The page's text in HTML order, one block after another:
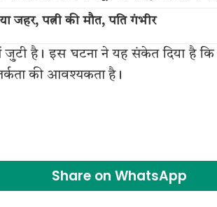
जहर, पत्नी की मौत, पति गंभीर
है। इस घटना ने यह संकेत दिया है कि
की आवश्यकता है।
Share on WhatsApp